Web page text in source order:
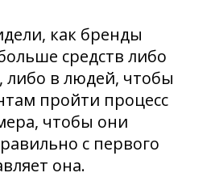
как бренды
средств либо
либо в людей, чтобы
пройти процесс
чтобы они
с первого
она.